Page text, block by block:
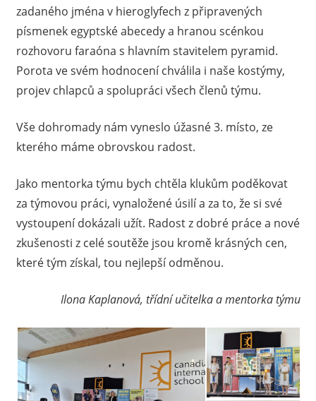
zadaného jména v hieroglyfech z připravených
písmenek egyptské abecedy a hranou scénkou
rozhovoru faraóna s hlavním stavitelem pyramid.
Porota ve svém hodnocení chválila i naše kostýmy,
projev chlapců a spolupráci všech členů týmu.
Vše dohromady nám vyneslo úžasné 3. místo, ze
kterého máme obrovskou radost.
Jako mentorka týmu bych chtěla klukům poděkovat
za týmovou práci, vynaložené úsilí a za to, že si své
vystoupení dokázali užít. Radost z dobré práce a nové
zkušenosti z celé soutěže jsou kromě krásných cen,
které tým získal, tou nejlepší odměnou.
Ilona Kaplanová, třídní učitelka a mentorka týmu